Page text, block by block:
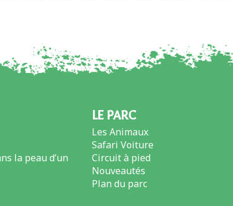
la peau d’un
LE PARC
Les Animaux
Safari Voiture
Circuit à pied
Nouveautés
Plan du parc